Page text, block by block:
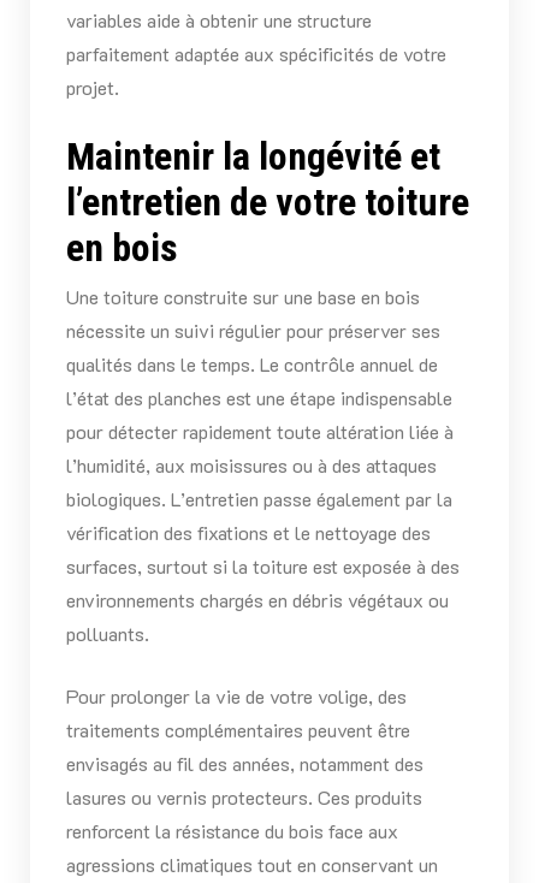
variables aide à obtenir une structure
parfaitement adaptée aux spécificités de votre
projet.
Maintenir la longévité et
l’entretien de votre toiture
en bois
Une toiture construite sur une base en bois
nécessite un suivi régulier pour préserver ses
qualités dans le temps. Le contrôle annuel de
l’état des planches est une étape indispensable
pour détecter rapidement toute altération liée à
l’humidité, aux moisissures ou à des attaques
biologiques. L’entretien passe également par la
vérification des fixations et le nettoyage des
surfaces, surtout si la toiture est exposée à des
environnements chargés en débris végétaux ou
polluants.
Pour prolonger la vie de votre volige, des
traitements complémentaires peuvent être
envisagés au fil des années, notamment des
lasures ou vernis protecteurs. Ces produits
renforcent la résistance du bois face aux
agressions climatiques tout en conservant un